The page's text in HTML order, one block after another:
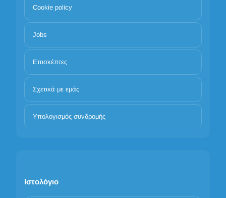
Cookie policy
Jobs
Επισκέπτες
Σχετικά με εμάς
Υπολογισμός συνδρομής
Ιστολόγιο